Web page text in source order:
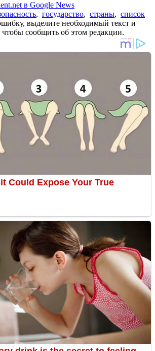
в Google News
, государство, страны, список
выделите необходимый текст и
сообщить об этом редакции.